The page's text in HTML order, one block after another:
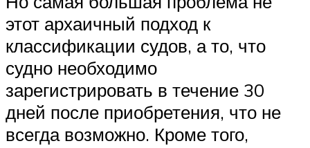
этот архаичный подход к
классификации судов, а то, что
судно необходимо
зарегистрировать в течение 30
дней после приобретения, что не
всегда возможно. Кроме того,